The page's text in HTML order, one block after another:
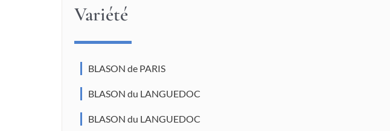
Variété
BLASON de PARIS
BLASON du LANGUEDOC
BLASON du LANGUEDOC